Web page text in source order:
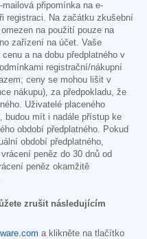
připomínka na e-
registraci. Na začátku zkušební
na použití pouze na
zařízení na účet. Vaše
a na dobu předplatného v
registrační/nákupní
ceny se mohou lišit v
nákupu), za předpokladu, že
Uživatelé placeného
budou mít i nadále přístup ke
období předplatného. Pokud
období předplatného,
peněz do 30 dnů od
peněz okamžitě
zrušit následujícím
a klikněte na tlačítko